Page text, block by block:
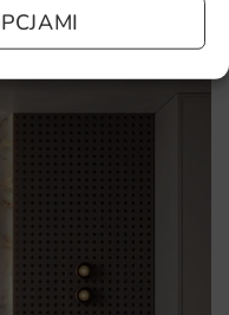
przez lata
ścianie